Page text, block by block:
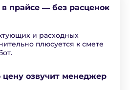
в прайсе ― без расценок
и расходных
плюсуется к смете
озвучит менеджер